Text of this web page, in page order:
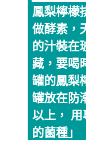
鳳梨檸檬
做酵素，
的汁裝在
藏，要喝
罐的鳳梨
罐放在防
以上，
的菌種」